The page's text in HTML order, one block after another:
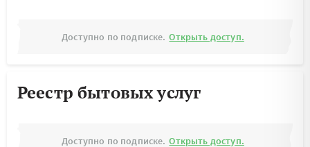
Доступно по подписке. Открыть доступ.
Реестр бытовых услуг
Доступно по подписке. Открыть доступ.